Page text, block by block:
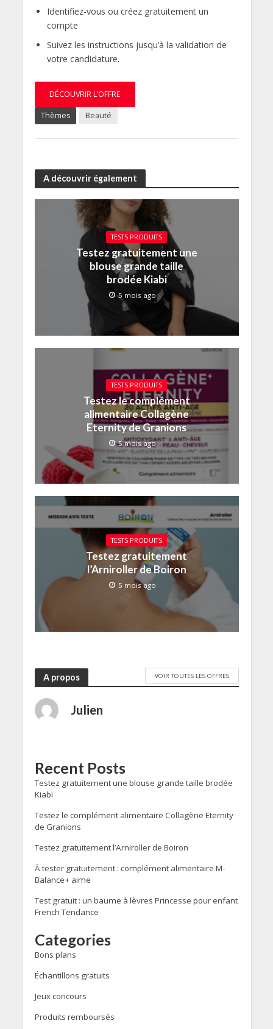
Identifiez-vous ou créez gratuitement un
compte
Suivez les instructions jusqu’à la validation de
votre candidature.
DÉCOUVRIR L’OFFRE
Thèmes Beauté
A découvrir également
TESTS PRODUITS
Testez gratuitement une
blouse grande taille
brodée Kiabi
5 mois ago
TESTS PRODUITS
Testez le complément
alimentaire Collagène
Eternity de Granions
5 mois ago
TESTS PRODUITS
Testez gratuitement
l’Arniroller de Boiron
5 mois ago
A propos VOIR TOUTES LES OFFRES
Julien
Recent Posts
Testez gratuitement une blouse grande taille brodée
Kiabi
Testez le complément alimentaire Collagène Eternity
de Granions
Testez gratuitement l’Arniroller de Boiron
À tester gratuitement : complément alimentaire M-
Balance+ aime
Test gratuit : un baume à lèvres Princesse pour enfant
French Tendance
Categories
Bons plans
Échantillons gratuits
Jeux concours
Produits remboursés